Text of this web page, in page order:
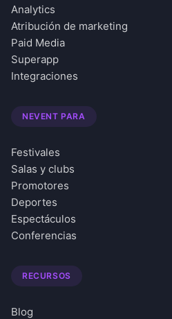
Analytics
Atribución de marketing
Paid Media
Superapp
Integraciones
NEVENT PARA
Festivales
Salas y clubs
Promotores
Deportes
Espectáculos
Conferencias
RECURSOS
Blog